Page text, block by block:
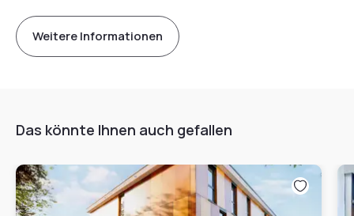
Weitere Informationen
Das könnte Ihnen auch gefallen